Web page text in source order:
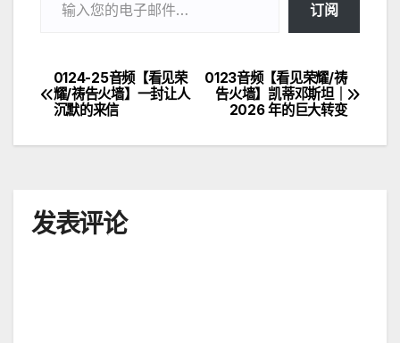
订阅
文
章
0123音频【看见荣耀/祷
告火墙】凯蒂邓斯坦｜
2026 年的巨大转变
0124-25音频【看见荣
耀/祷告火墙】一封让人
沉默的来信
发表评论